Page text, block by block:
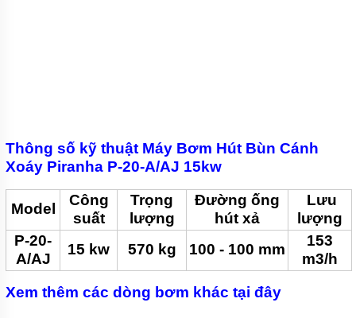
TỨC
THIỆU
SẢN
PHẨM
MỚI
LIÊN
HỆ
Thông số kỹ thuật Máy Bơm Hút Bùn Cánh
Xoáy Piranha P-20-A/AJ 15kw
Model
Công
suất
Trọng
lượng
Đường ống
hút xả
Lưu
lượng
P-20-
A/AJ
15 kw 570 kg 100 - 100 mm
153
m3/h
Xem thêm các dòng bơm khác tại đây